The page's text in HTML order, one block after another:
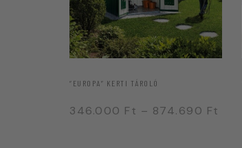
“EUROPA” KERTI TÁROLÓ
346.000 Ft – 874.690 Ft